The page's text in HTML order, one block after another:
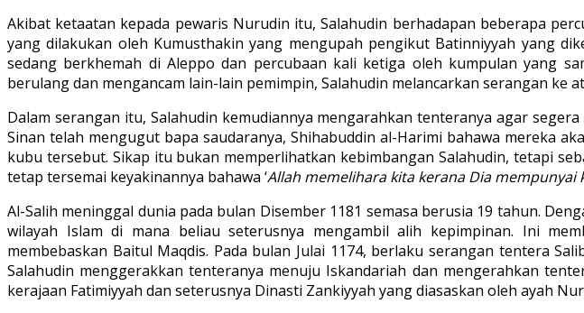
Akibat ketaatan kepada pewaris Nurudin itu, Salahudin berhadapan beberapa
yang dilakukan oleh Kumusthakin yang mengupah pengikut Batinniyyah yang
sedang berkhemah di Aleppo dan percubaan kali ketiga oleh kumpulan yang
berulang dan mengancam lain-lain pemimpin, Salahudin melancarkan serangan ke
Dalam serangan itu, Salahudin kemudiannya mengarahkan tenteranya agar
Sinan telah mengugut bapa saudaranya, Shihabuddin al-Harimi bahawa mereka
kubu tersebut. Sikap itu bukan memperlihatkan kebimbangan Salahudin, tetapi
tetap tersemai keyakinannya bahawa ‘Allah memelihara kita kerana Dia
Al-Salih meninggal dunia pada bulan Disember 1181 semasa berusia 19 tahun.
wilayah Islam di mana beliau seterusnya mengambil alih kepimpinan. Ini
membebaskan Baitul Maqdis. Pada bulan Julai 1174, berlaku serangan tentera
Salahudin menggerakkan tenteranya menuju Iskandariah dan mengerahkan
kerajaan Fatimiyyah dan seterusnya Dinasti Zankiyyah yang diasaskan oleh ayah